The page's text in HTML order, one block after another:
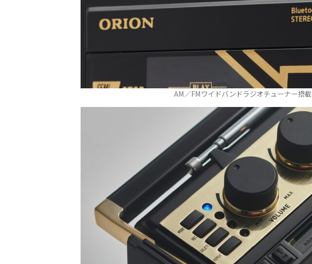
AM／FMワイドバンドラジオチューナー搭載